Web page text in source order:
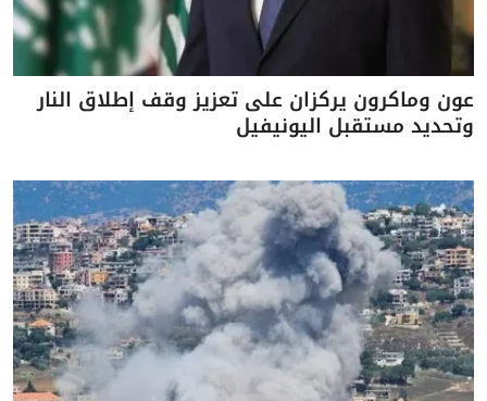
عون وماكرون يركزان على تعزيز وقف إطلاق النار
وتحديد مستقبل اليونيفيل